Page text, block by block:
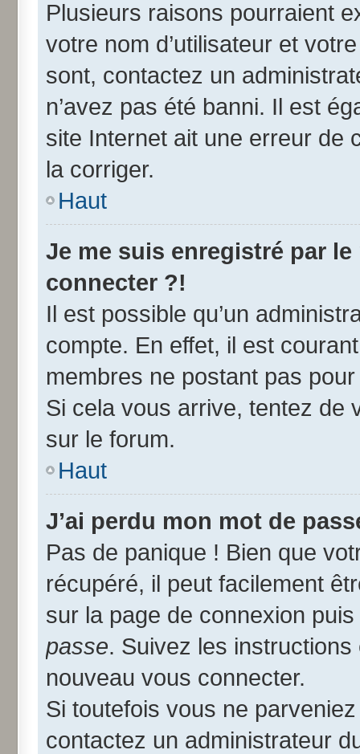
Plusieurs raisons pourraient
votre nom d’utilisateur et
sont, contactez un
n’avez pas été banni. Il est
site Internet ait une erreur de
la corriger.
Haut
Je me suis enregistré par
connecter ?!
Il est possible qu’un
compte. En effet, il est
membres ne postant pas
Si cela vous arrive, tentez de
sur le forum.
Haut
J’ai perdu mon mot de
Pas de panique ! Bien que
récupéré, il peut facilement
sur la page de connexion
passe. Suivez les
nouveau vous connecter.
Si toutefois vous ne
contactez un administrateur